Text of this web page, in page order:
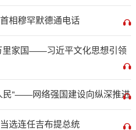
相穆罕默德通电话
里家国——习近平文化思想引领
民”——网络强国建设向纵深推进
选连任吉布提总统